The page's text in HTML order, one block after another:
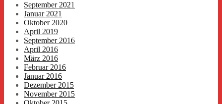
September 2021
Januar 2021
Oktober 2020
April 2019
September 2016
April 2016
März 2016
Februar 2016
Januar 2016
Dezember 2015
November 2015